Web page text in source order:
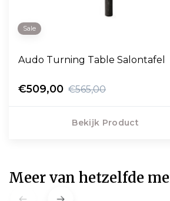
Sale
Audo Turning Table Salontafel
€509,00 €565,00
Bekijk Product
Meer van hetzelfde